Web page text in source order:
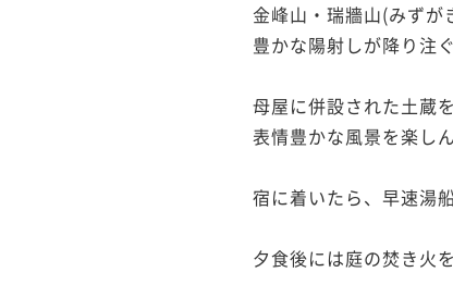
金峰山・瑞牆山(みずが
豊かな陽射しが降り注
母屋に併設された土蔵
表情豊かな風景を楽し
宿に着いたら、早速湯
夕食後には庭の焚き火